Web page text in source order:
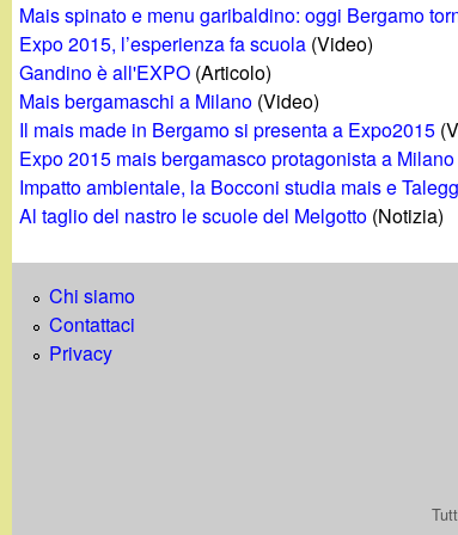
g
a
n
d
i
n
o
Mais spinato e menu garibaldino: oggi Bergamo
Expo 2015, l’esperienza fa scuola (Video)
Gandino è all'EXPO (Articolo)
Mais bergamaschi a Milano (Video)
Il mais made in Bergamo si presenta a Expo2015
Expo 2015 mais bergamasco protagonista a Milano
Impatto ambientale, la Bocconi studia mais e
Al taglio del nastro le scuole del Melgotto (Notizia)
Chi siamo
Contattaci
Privacy